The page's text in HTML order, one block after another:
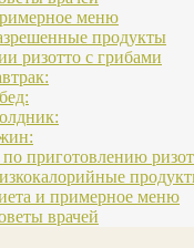
меню
продукты
ризотто с грибами
приготовлению
и примерное меню
врачей